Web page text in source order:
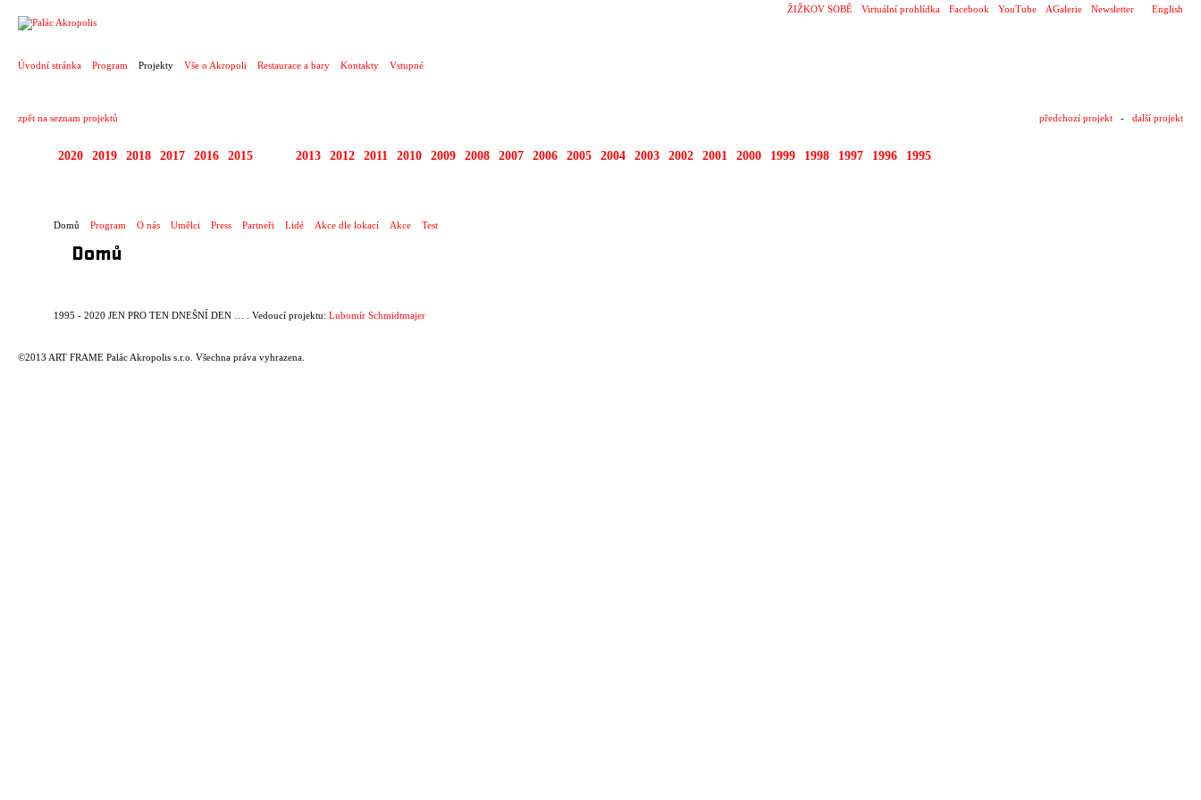
English
ŽIŽKOV SOBĚ Virtuální prohlídka Facebook YouTube AGalerie Newsletter
Úvodní stránka Program Projekty Vše o Akropoli Restaurace a bary Kontakty Vstupné
zpět na seznam projektů předchozí projekt - další projekt
2020 2019 2018 2017 2016 2015 2013 2012 2011 2010 2009 2008 2007 2006 2005 2004 2003 2002 2001 2000 1999 1998 1997 1996 1995
Domů Program O nás Umělci Press Partneři Lidé Akce dle lokací Akce Test
Domů
1995 - 2020 JEN PRO TEN DNEŠNÍ DEN … . Vedoucí projektu: Lubomír Schmidtmajer
©2013 ART FRAME Palác Akropolis s.r.o. Všechna práva vyhrazena.